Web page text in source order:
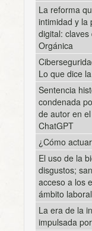
La reforma
intimidad y la
digital:
Orgánica
Lo que dice
Sentencia
condenada
de autor en
ChatGPT
¿Cómo
El uso de la
disgustos;
acceso a los
ámbito
La era de la
impulsada